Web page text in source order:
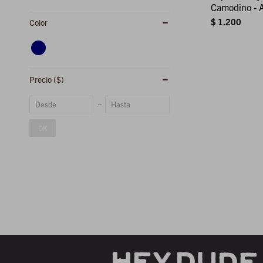
Camodino -
$ 1.200
Precio ($)
Color